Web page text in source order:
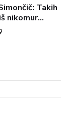
Takih
nikomur
2026)